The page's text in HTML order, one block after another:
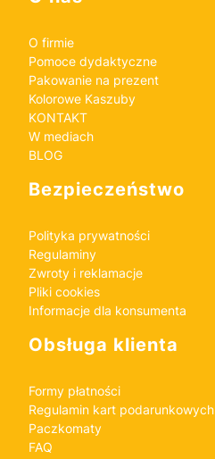
O firmie
Pomoce dydaktyczne
Pakowanie na prezent
Kolorowe Kaszuby
KONTAKT
W mediach
BLOG
Bezpieczeństwo
Polityka prywatności
Regulaminy
Zwroty i reklamacje
Pliki cookies
Informacje dla konsumenta
Obsługa klienta
Formy płatności
Regulamin kart podarunkowych
Paczkomaty
FAQ